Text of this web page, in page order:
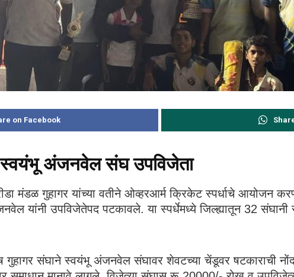
on Facebook
स्वयंभू अंजनवेल संघ उपविजेता
मंडळ गुहागर यांच्या वतीने ओव्हरआर्म क्रिकेट स्पर्धाचे आयोजन
यांनी उपविजेतेपद पटकावले. या स्पर्धेमध्ये जिल्ह्यातून 32 संघानी
गुहागर संघाने स्वयंभू अंजनवेल संघावर शेवटच्या चेंडूवर षटकाराची